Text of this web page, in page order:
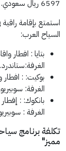
6597 ريال سعودي.
استمتع بإقامة
السياح العرب:
بتايا : افطار
الغرفة:ستاندرد.
بوكيت: : افطار
الغرفة:
بانكوك: :
الغرفة :
مميز"